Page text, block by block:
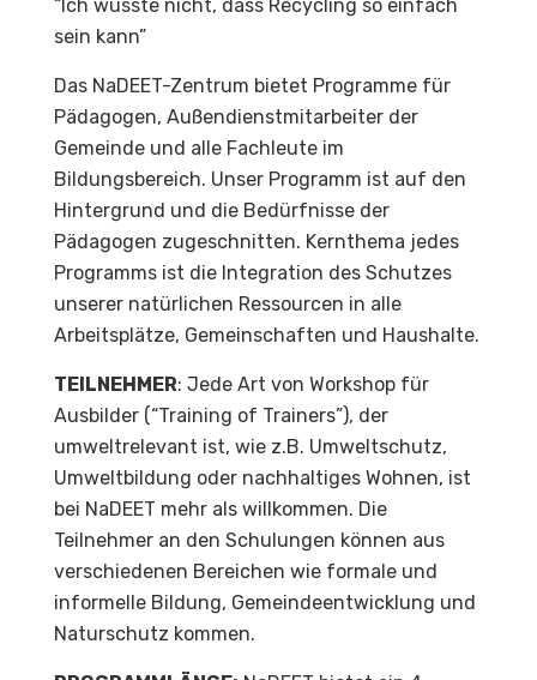
“Ich wusste nicht, dass Recycling so einfach
sein kann”
Das NaDEET-Zentrum bietet Programme für
Pädagogen, Außendienstmitarbeiter der
Gemeinde und alle Fachleute im
Bildungsbereich. Unser Programm ist auf den
Hintergrund und die Bedürfnisse der
Pädagogen zugeschnitten. Kernthema jedes
Programms ist die Integration des Schutzes
unserer natürlichen Ressourcen in alle
Arbeitsplätze, Gemeinschaften und Haushalte.
TEILNEHMER: Jede Art von Workshop für
Ausbilder (“Training of Trainers”), der
umweltrelevant ist, wie z.B. Umweltschutz,
Umweltbildung oder nachhaltiges Wohnen, ist
bei NaDEET mehr als willkommen. Die
Teilnehmer an den Schulungen können aus
verschiedenen Bereichen wie formale und
informelle Bildung, Gemeindeentwicklung und
Naturschutz kommen.